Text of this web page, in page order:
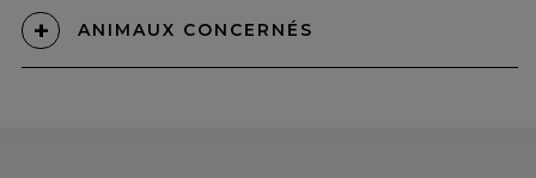
ANIMAUX CONCERNÉS